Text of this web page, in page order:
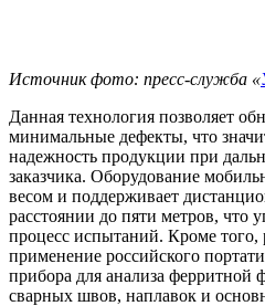
Источник фото: пресс-служба «
Данная технология позволяет
минимальные дефекты, что
надежность продукции при
заказчика. Оборудование
весом и поддерживает
расстоянии до пяти метров, что
процесс испытаний. Кроме того,
применение российского
прибора для анализа ферритной
сварных швов, наплавок и